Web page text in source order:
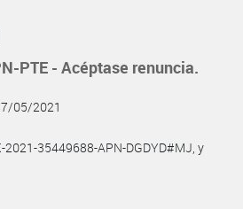
PTE - Acéptase renuncia.
05/2021
2021-35449688-APN-DGDYD#MJ, y